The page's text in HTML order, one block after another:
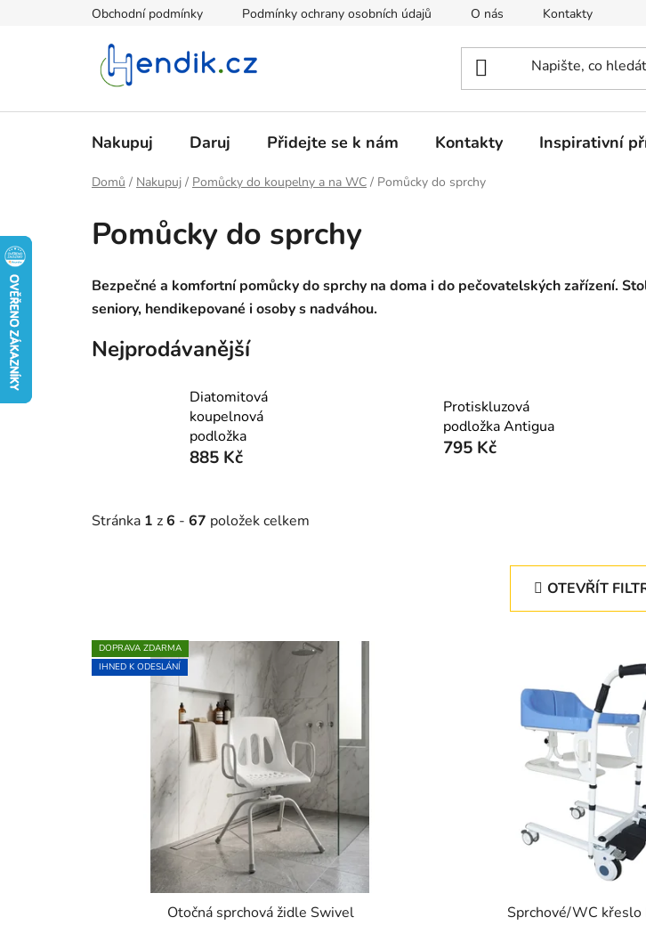
Obchodní podmínky Podmínky ochrany osobních údajů O nás Kontakty
Nakupuj Daruj Přidejte se k nám Kontakty Inspirativní
Domů / Nakupuj / Pomůcky do koupelny a na WC / Pomůcky do sprchy
Pomůcky do sprchy
Bezpečné a komfortní pomůcky do sprchy na doma i do pečovatelských zařízení.
seniory, hendikepované i osoby s nadváhou.
Nejprodávanější
Diatomitová
koupelnová
podložka
885 Kč
Protiskluzová
podložka Antigua
795 Kč
Stránka 1 z6 - 67 položek celkem
OTEVŘÍT
V
ý
DOPRAVA ZDARMA
IHNED K ODESLÁNÍ
Otočná sprchová židle Swivel Sprchové/WC křeslo